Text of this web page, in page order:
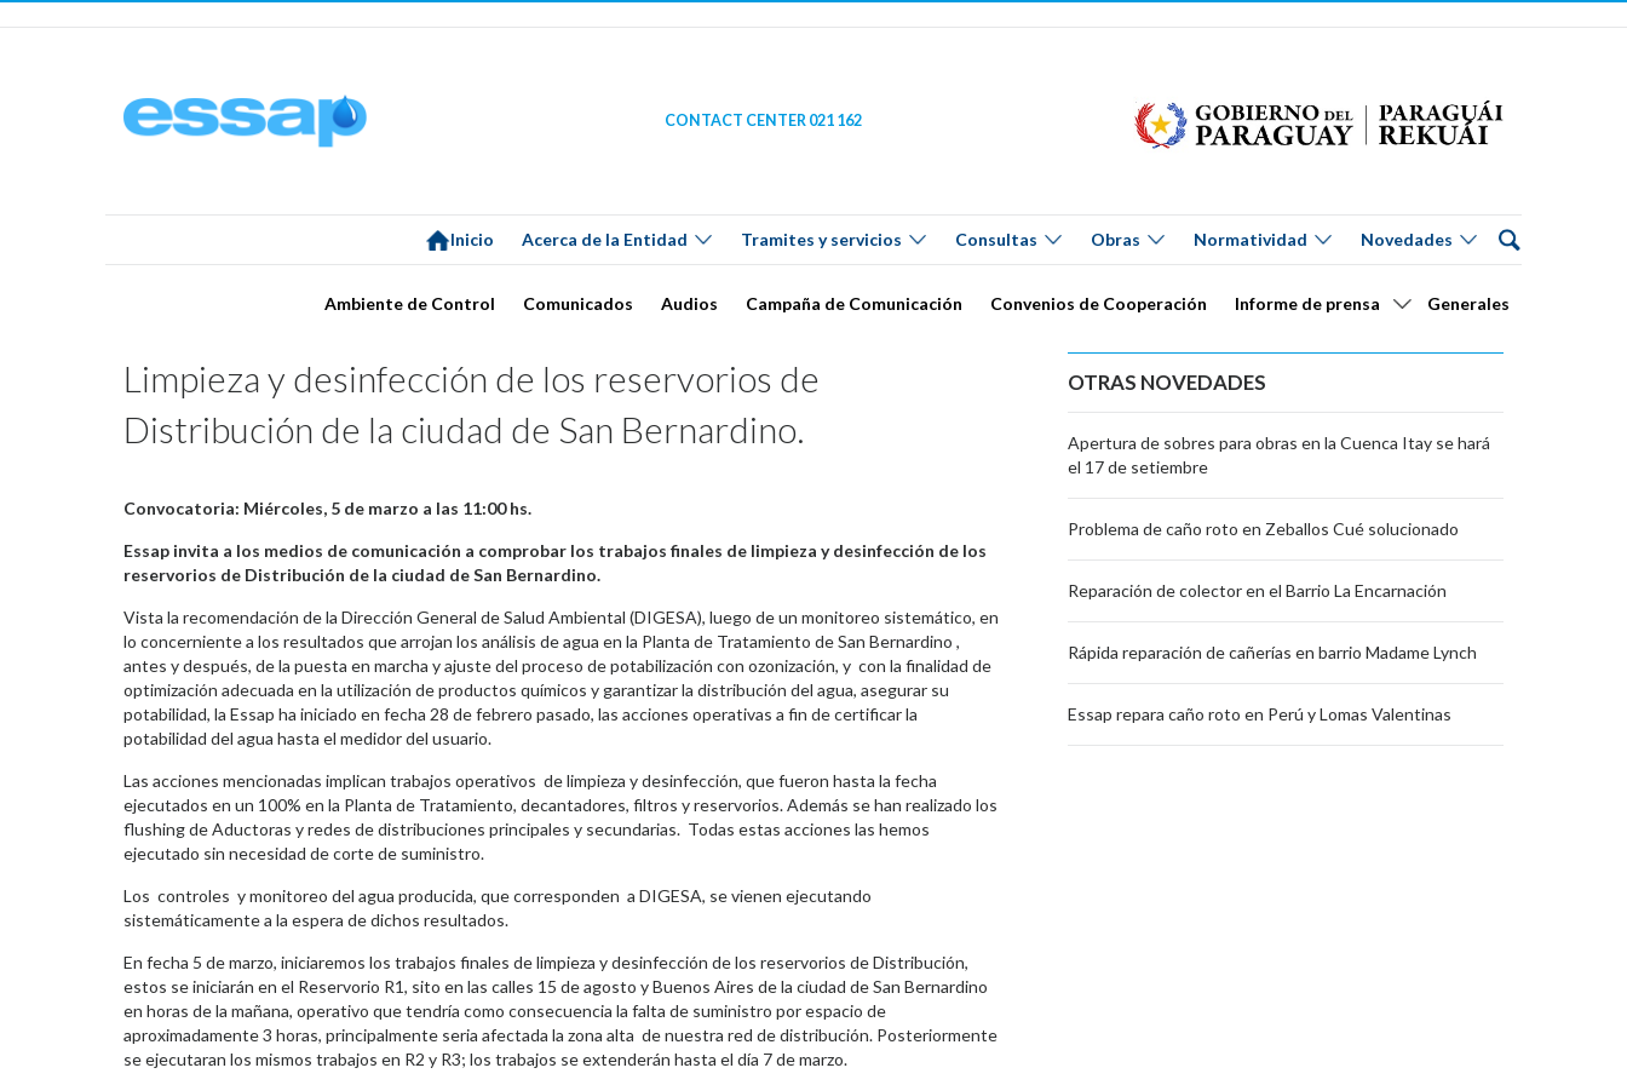
CONTACT CENTER 021 162
Inicio Acerca de la Entidad Tramites y servicios Consultas Obras Normatividad Novedades
Ambiente de Control Comunicados Audios Campaña de Comunicación Convenios de Cooperación Informe de prensa Generales
Limpieza y desinfección de los reservorios de
Distribución de la ciudad de San Bernardino.
Convocatoria: Miércoles, 5 de marzo a las 11:00 hs.
Essap invita a los medios de comunicación a comprobar los trabajos finales de limpieza y desinfección de los
reservorios de Distribución de la ciudad de San Bernardino.
Vista la recomendación de la Dirección General de Salud Ambiental (DIGESA), luego de un monitoreo sistemático, en
lo concerniente a los resultados que arrojan los análisis de agua en la Planta de Tratamiento de San Bernardino ,
antes y después, de la puesta en marcha y ajuste del proceso de potabilización con ozonización, y con la finalidad de
optimización adecuada en la utilización de productos químicos y garantizar la distribución del agua, asegurar su
potabilidad, la Essap ha iniciado en fecha 28 de febrero pasado, las acciones operativas a fin de certificar la
potabilidad del agua hasta el medidor del usuario.
Las acciones mencionadas implican trabajos operativos de limpieza y desinfección, que fueron hasta la fecha
ejecutados en un 100% en la Planta de Tratamiento, decantadores, filtros y reservorios. Además se han realizado los
flushing de Aductoras y redes de distribuciones principales y secundarias. Todas estas acciones las hemos
ejecutado sin necesidad de corte de suministro.
Los controles y monitoreo del agua producida, que corresponden a DIGESA, se vienen ejecutando
sistemáticamente a la espera de dichos resultados.
En fecha 5 de marzo, iniciaremos los trabajos finales de limpieza y desinfección de los reservorios de Distribución,
estos se iniciarán en el Reservorio R1, sito en las calles 15 de agosto y Buenos Aires de la ciudad de San Bernardino
en horas de la mañana, operativo que tendría como consecuencia la falta de suministro por espacio de
aproximadamente 3 horas, principalmente seria afectada la zona alta de nuestra red de distribución. Posteriormente
se ejecutaran los mismos trabajos en R2 y R3; los trabajos se extenderán hasta el día 7 de marzo.
OTRAS NOVEDADES
Apertura de sobres para obras en la Cuenca Itay se hará
el 17 de setiembre
Problema de caño roto en Zeballos Cué solucionado
Reparación de colector en el Barrio La Encarnación
Rápida reparación de cañerías en barrio Madame Lynch
Essap repara caño roto en Perú y Lomas Valentinas